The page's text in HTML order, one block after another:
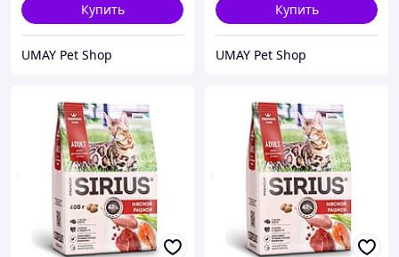
Купить
UMAY Pet Shop
Купить
UMAY Pet Shop